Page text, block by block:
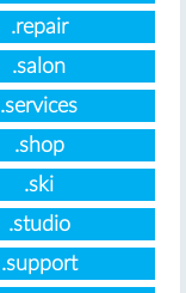
.repair
.salon
.services
.shop
.ski
.studio
.support